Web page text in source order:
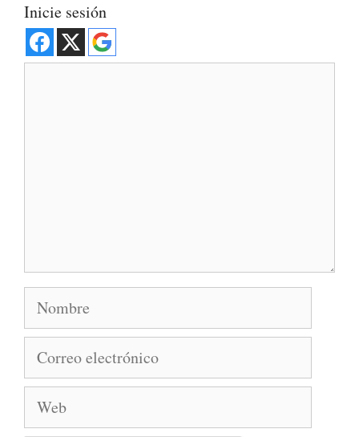
Inicie sesión
Nombre
Correo
electrónico
Web